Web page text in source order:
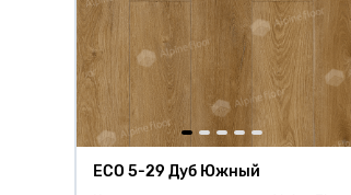
ECO 5-29 Дуб Южный